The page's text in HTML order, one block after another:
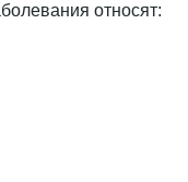
относят: